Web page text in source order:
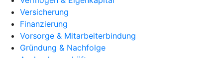
Versicherung
Finanzierung
Vorsorge & Mitarbeiterbindung
Gründung & Nachfolge